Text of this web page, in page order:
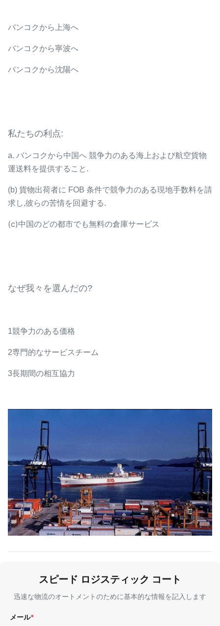
バンコクから上海へ
バンコクから寧波へ
バンコクから沈陽へ
私たちの利点:
a. バンコクから中国へ 競争力のある海上および航空貨物
運送料を提供すること.
(b) 貨物出荷者に FOB 条件で競争力のある現地手数料を請
求し,彼らの苦情を回避する.
(c)中国のどの都市でも無料の倉庫サービス
なぜ我々を選んだの?
1競争力のある価格
2専門的なサービスチーム
3長期間の相互協力
スピード ロジスティック コート
迅速な物流のオートメントのために基本的な情報を記入します
メール*